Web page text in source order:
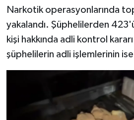
Narkotik operasyonlarında
yakalandı. Şüphelilerden
kişi hakkında adli kontrol
şüphelilerin adli işlemlerinin